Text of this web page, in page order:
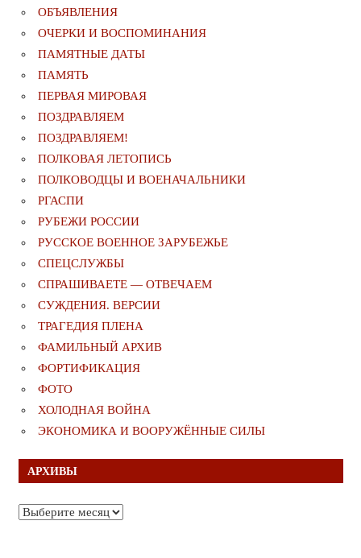
ОБЪЯВЛЕНИЯ
ОЧЕРКИ И ВОСПОМИНАНИЯ
ПАМЯТНЫЕ ДАТЫ
ПАМЯТЬ
ПЕРВАЯ МИРОВАЯ
ПОЗДРАВЛЯЕМ
ПОЗДРАВЛЯЕМ!
ПОЛКОВАЯ ЛЕТОПИСЬ
ПОЛКОВОДЦЫ И ВОЕНАЧАЛЬНИКИ
РГАСПИ
РУБЕЖИ РОССИИ
РУССКОЕ ВОЕННОЕ ЗАРУБЕЖЬЕ
СПЕЦСЛУЖБЫ
СПРАШИВАЕТЕ — ОТВЕЧАЕМ
СУЖДЕНИЯ. ВЕРСИИ
ТРАГЕДИЯ ПЛЕНА
ФАМИЛЬНЫЙ АРХИВ
ФОРТИФИКАЦИЯ
ФОТО
ХОЛОДНАЯ ВОЙНА
ЭКОНОМИКА И ВООРУЖЁННЫЕ СИЛЫ
АРХИВЫ
Архивы